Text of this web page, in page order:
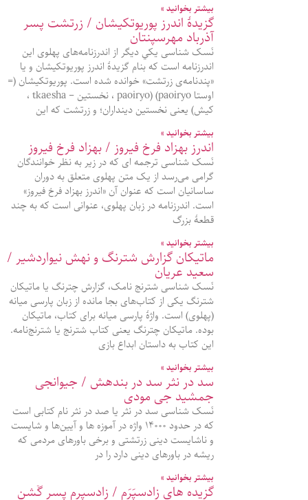
بیشتر بخوانید »
گزيدۀ اندرز پوريوتکيشان / زرتشت پسر
آذرباد مهرسپنتان
نَسک شناسی يکي ديگر از اندرزنامه‌های پهلوی اين
اندرزنامه است که بنام گزيدۀ اندرز پوريوتکيشان و يا
«پندنامه‌ی زرتشت» خوانده شده است. پوريوتکيشان (=
اوستا paoiryo) (paoiryo ، نخستين – tkaesha ،
کيش) يعنی نخستين دينداران؛ و زرتشت که اين
بیشتر بخوانید »
اندرز بهزاد فرخ فیروز / بهزاد فرخ فیروز
نَسک شناسی ترجمه ای که در زیر به نظر خوانندگان
گرامی می‌رسد از یک متن پهلوی متعلق به دوران
ساسانیان است که عنوان آن «اندرز بهزاد فرخ فیروز»
است. اندرزنامه در زبان پهلوی، عنوانی است که به چند
قطعۀ بزرگ
بیشتر بخوانید »
ماتیکان گزارش شترنگ و نهش نیواردشیر /
سعید عریان
نَسک شناسی شترنج نامک، گزارش چترنگ یا ماتیکان
شترنگ یکی از کتاب‌های بجا مانده از زبان پارسی میانه
(پهلوی) است. واژۀ پارسی میانه برای کتاب، ماتیکان
بوده. ماتیکان چترنگ یعنی کتاب شترنج یا شترنج‌نامه.
این کتاب به داستان ابداع بازی
بیشتر بخوانید »
سد در نثر سد در بندهش / جیوانجی
جمشید جی مودی
نَسک شناسی سد در نثر یا صد در نثر نام کتابی است
که در حدود ۱۴۰۰۰ واژه در آموزه‌ ها و آیین‌ها و شایست
و ناشایست دینی زرتشتی و برخی باورهای مردمی که
ریشه در باورهای دینی دارد را در
بیشتر بخوانید »
گزیده‌ های زادسپَرَم / زادسپرم پسر گٌشن‌